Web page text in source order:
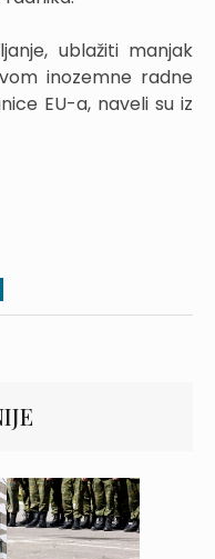
ublažiti manjak
inozemne radne
EU-a, naveli su iz